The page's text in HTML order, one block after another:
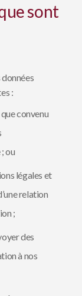
sont
:
convenu
ou
légales et
relation
;
des
à nos